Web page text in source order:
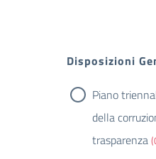
Filtri
Disposizioni
Piano
della
trasparenza